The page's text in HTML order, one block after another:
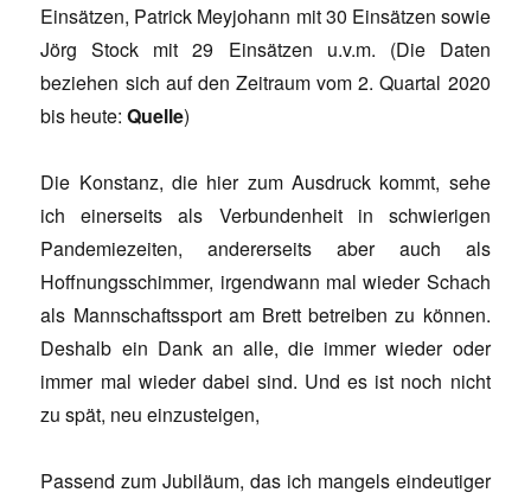
Einsätzen, Patrick Meyjohann mit 30 Einsätzen sowie
Jörg Stock mit 29 Einsätzen u.v.m. (Die Daten
beziehen sich auf den Zeitraum vom 2. Quartal 2020
bis heute:Quelle)
Die Konstanz, die hier zum Ausdruck kommt, sehe
ich einerseits als Verbundenheit in schwierigen
Pandemiezeiten, andererseits aber auch als
Hoffnungsschimmer, irgendwann mal wieder Schach
als Mannschaftssport am Brett betreiben zu können.
Deshalb ein Dank an alle, die immer wieder oder
immer mal wieder dabei sind. Und es ist noch nicht
zu spät, neu einzusteigen,
Passend zum Jubiläum, das ich mangels eindeutiger